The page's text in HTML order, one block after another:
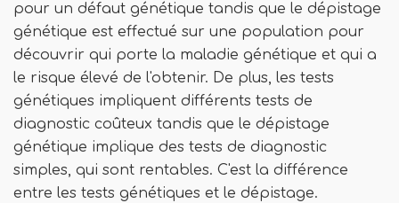
pour un défaut génétique tandis que le dépistage
génétique est effectué sur une population pour
découvrir qui porte la maladie génétique et qui a
le risque élevé de l'obtenir. De plus, les tests
génétiques impliquent différents tests de
diagnostic coûteux tandis que le dépistage
génétique implique des tests de diagnostic
simples, qui sont rentables. C'est la différence
entre les tests génétiques et le dépistage.